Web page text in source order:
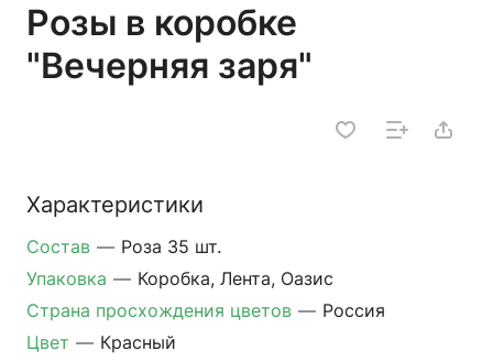
Розы в коробке
"Вечерняя заря"
Характеристики
Состав — Роза 35 шт.
Упаковка — Коробка, Лента, Оазис
Страна просхождения цветов — Россия
Цвет — Красный